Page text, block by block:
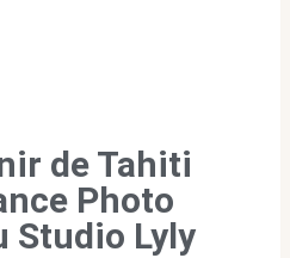
de Tahiti
Photo
Studio Lyly